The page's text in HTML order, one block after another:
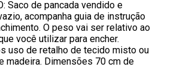
Saco de pancada vendido e
acompanha guia de instrução
O peso vai ser relativo ao
você utilizar para encher.
uso de retalho de tecido misto ou
madeira. Dimensões 70 cm de